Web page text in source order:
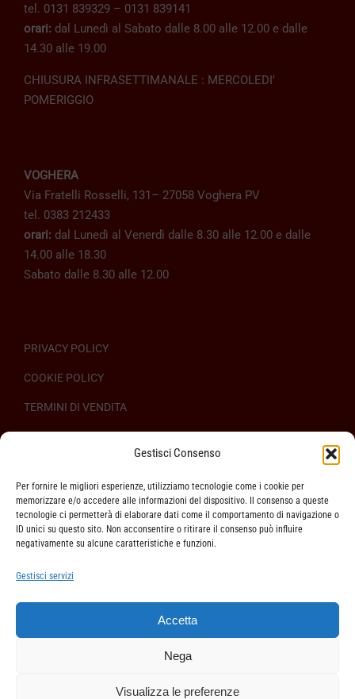
Gestisci Consenso
Per fornire le migliori esperienze, utilizziamo tecnologie come i cookie per
memorizzare e/o accedere alle informazioni del dispositivo. Il consenso a queste
tecnologie ci permetterà di elaborare dati come il comportamento di navigazione o
ID unici su questo sito. Non acconsentire o ritirare il consenso può influire
negativamente su alcune caratteristiche e funzioni.
Gestisci servizi
Accetta
Nega
Visualizza le preferenze
tel. 0131 839329 – 0131 839141
orari: dal Lunedì al Sabato dalle 8.00 alle 12.00 e dalle
14.30 alle 19.00
CHIUSURA INFRASETTIMANALE : MERCOLEDI’
POMERIGGIO
VOGHERA
Via Fratelli Rosselli, 131– 27058 Voghera PV
tel. 0383 212433
orari: dal Lunedì al Venerdì dalle 8.30 alle 12.00 e dalle
14.00 alle 18.30
Sabato dalle 8.30 alle 12.00
PRIVACY POLICY
COOKIE POLICY
TERMINI DI VENDITA
ASSISTENZA CLIENTI
SPEDIZIONI